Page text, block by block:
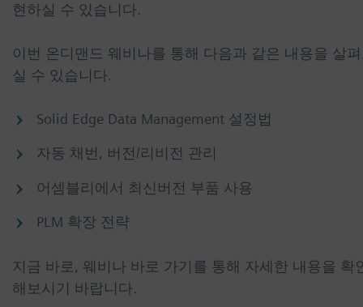
현하실 수 있습니다.
이번 온디맨드 웨비나를 통해 다음과 같은 내용을 살
실 수 있습니다.
Solid Edge Data Management 설정법
자동 채번, 버전/리비전 관리
어셈블리에서 최신버전 부품 사용
PLM 확장 전략
지금 바로, 웨비나 바로 가기를 통해 자세한 내용을 확
해보시기 바랍니다.